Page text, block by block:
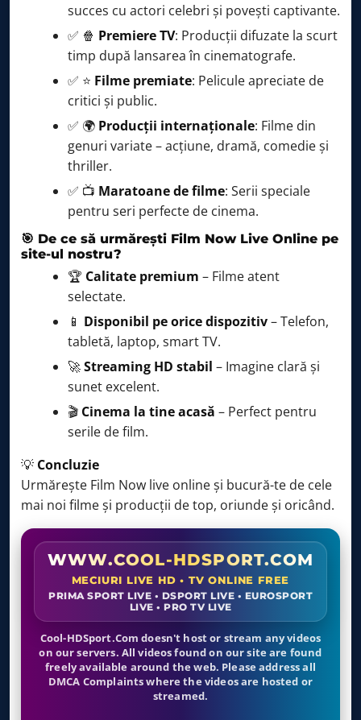
succes cu actori celebri și povești captivante.
✅ 🍿 Premiere TV: Producții difuzate la scurt
timp după lansarea în cinematografe.
✅ ⭐ Filme premiate: Pelicule apreciate de
critici și public.
✅ 🌍 Producții internaționale: Filme din
genuri variate – acțiune, dramă, comedie și
thriller.
✅ 📺 Maratoane de filme: Serii speciale
pentru seri perfecte de cinema.
🎯 De ce să urmărești Film Now Live Online pe
site-ul nostru?
🏆 Calitate premium – Filme atent
selectate.
📱 Disponibil pe orice dispozitiv– Telefon,
tabletă, laptop, smart TV.
🚀Streaming HD stabil – Imagine clară și
sunet excelent.
🎬 Cinema la tine acasă – Perfect pentru
serile de film.
💡 Concluzie
Urmărește Film Now live online și bucură-te de cele
mai noi filme și producții de top, oriunde și oricând.
WWW.COOL-HDSPORT.COM
MECIURI LIVE HD • TV ONLINE FREE
PRIMA SPORT LIVE • DSPORT LIVE • EUROSPORT
LIVE • PRO TV LIVE
Cool-HDSport.Com doesn't host or stream any videos
on our servers. All videos found on our site are found
freely available around the web. Please address all
DMCA Complaints where the videos are hosted or
streamed.